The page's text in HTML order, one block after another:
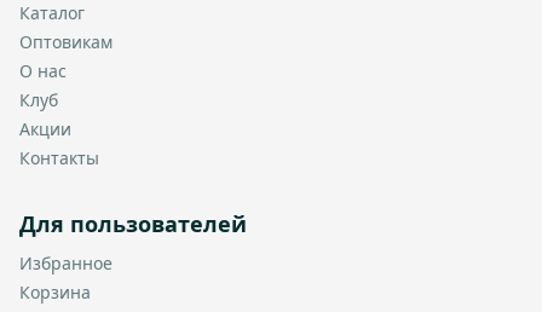
Каталог
Оптовикам
О нас
Клуб
Акции
Контакты
Для пользователей
Избранное
Корзина